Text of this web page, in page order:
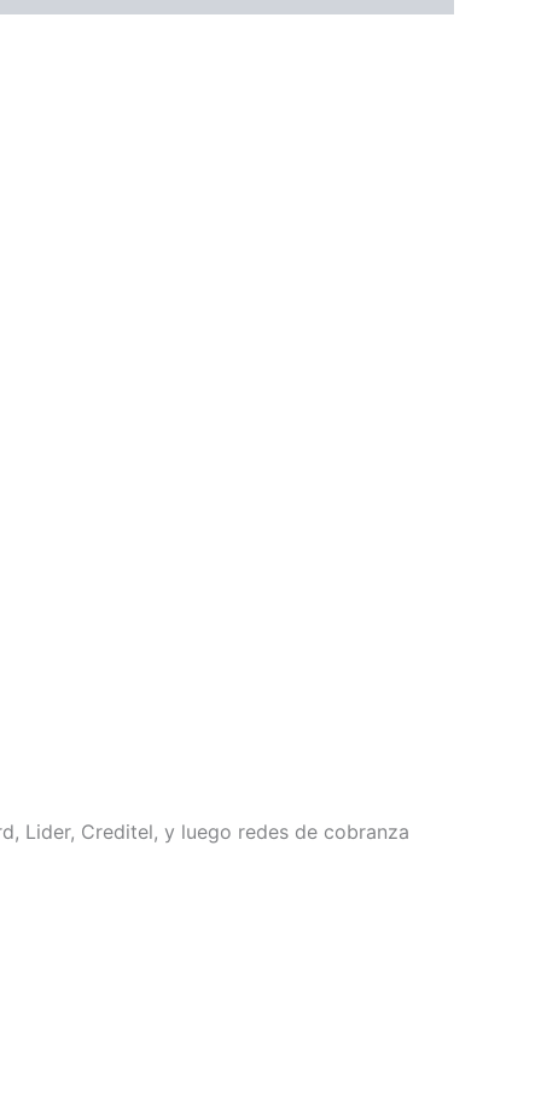
Lider, Creditel, y luego redes de cobranza